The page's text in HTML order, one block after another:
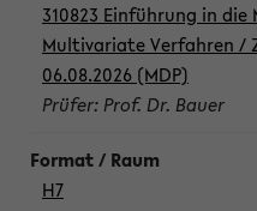
310823 Einführung in
Multivariate Verfahren /
06.08.2026 (MDP)
Prüfer: Prof. Dr. Bauer
H7